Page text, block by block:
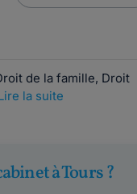
de la famille, Droit
la suite
à Tours ?